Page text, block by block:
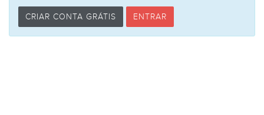
CRIAR CONTA GRÁTIS ENTRAR